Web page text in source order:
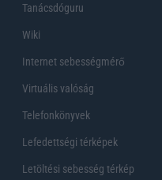
Tanácsdóguru
Wiki
Internet sebességmérő
Virtuális valóság
Telefonkönyvek
Lefedettségi térképek
Letöltési sebesség térkép